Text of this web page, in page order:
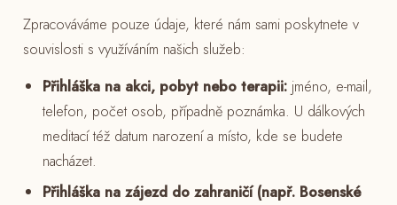
Zpracováváme pouze údaje, které nám sami poskytnete v
souvislosti s využíváním našich služeb:
Přihláška na akci, pobyt nebo terapii: jméno, e-mail,
telefon, počet osob, případně poznámka. U dálkových
meditací též datum narození a místo, kde se budete
nacházet.
Přihláška na zájezd do zahraničí (např. Bosenské